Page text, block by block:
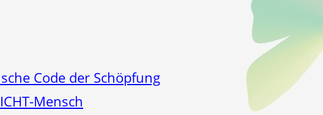
Code der Schöpfung
Mensch